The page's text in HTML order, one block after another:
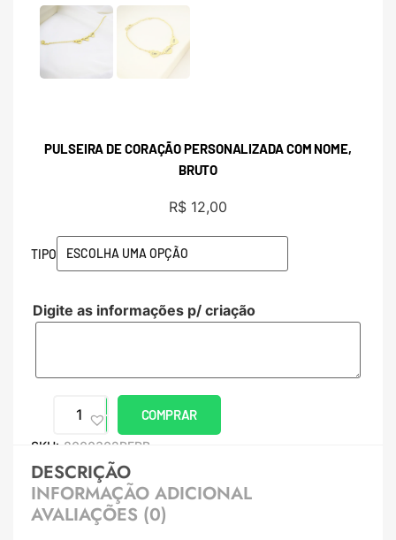
PULSEIRA DE CORAÇÃO PERSONALIZADA COM NOME,
BRUTO
R$ 12,00
TIPO
Digite as informações p/ criação
COMPRAR
SKU: 8000302PERB
DESCRIÇÃO
INFORMAÇÃO ADICIONAL
AVALIAÇÕES (0)